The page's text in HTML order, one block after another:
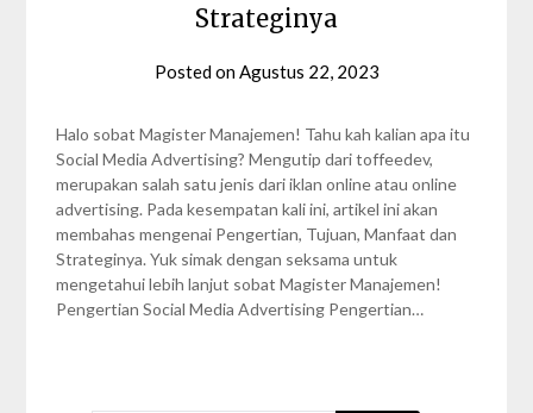
Strateginya
Posted onAgustus 22, 2023
Zalfa
Halo sobat Magister Manajemen! Tahu kah kalian apa itu
Social Media Advertising? Mengutip dari toffeedev,
merupakan salah satu jenis dari iklan online atau online
advertising. Pada kesempatan kali ini, artikel ini akan
membahas mengenai Pengertian, Tujuan, Manfaat dan
Strateginya. Yuk simak dengan seksama untuk
mengetahui lebih lanjut sobat Magister Manajemen!
Pengertian Social Media Advertising Pengertian…